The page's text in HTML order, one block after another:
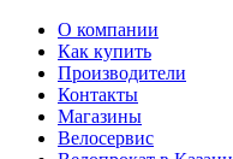
О компании
Как купить
Производители
Контакты
Магазины
Велосервис